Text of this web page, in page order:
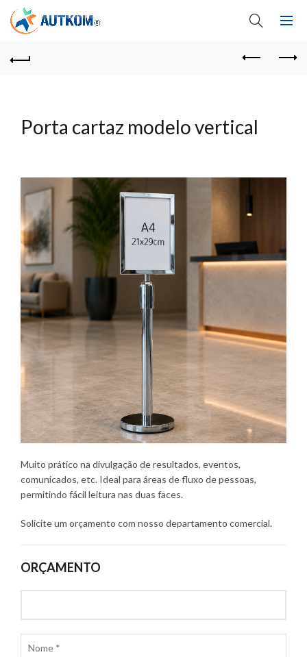
Porta cartaz modelo vertical
Muito prático na divulgação de resultados, eventos,
comunicados, etc. Ideal para áreas de fluxo de pessoas,
permitindo fácil leitura nas duas faces.
Solicite um orçamento com nosso departamento comercial.
ORÇAMENTO